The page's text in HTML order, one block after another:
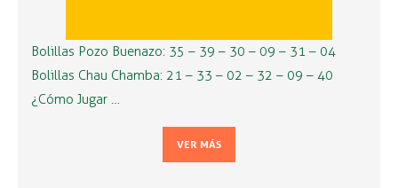
Bolillas Pozo Buenazo: 35 – 39 – 30 – 09 – 31 – 04
Bolillas Chau Chamba: 21 – 33 – 02 – 32 – 09 – 40
¿Cómo Jugar …
VER MÁS